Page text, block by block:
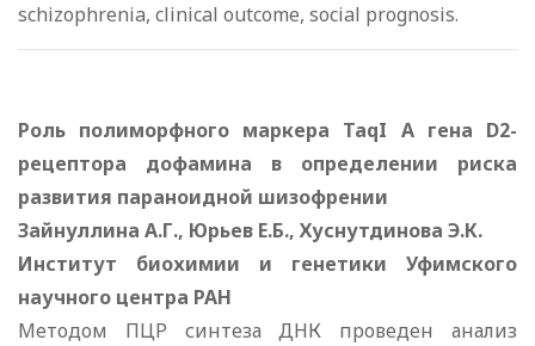
schizophrenia, clinical outcome, social prognosis.
Роль полиморфного маркера TaqI A гена D2-
рецептора дофамина в определении риска
развития параноидной шизофрении
Зайнуллина А.Г., Юрьев Е.Б., Хуснутдинова Э.К.
Институт биохимии и генетики Уфимского
научного центра РАН
Методом ПЦР синтеза ДНК проведен анализ